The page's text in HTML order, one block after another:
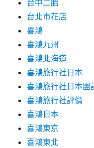
台中二胎
台北市花店
喜鴻
喜鴻九州
喜鴻北海道
喜鴻旅行社日本
喜鴻旅行社日本團
喜鴻旅行社評價
喜鴻日本
喜鴻東京
喜鴻東北